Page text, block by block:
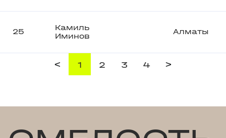
25
Камиль
Иминов
Алматы
< 1 2 3 4 >